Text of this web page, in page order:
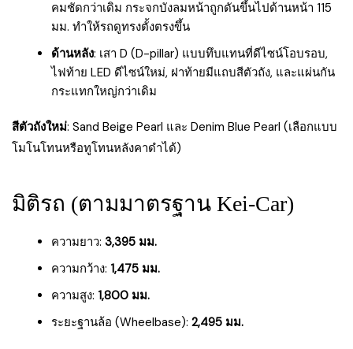
คมชัดกว่าเดิม กระจกบังลมหน้าถูกดันขึ้นไปด้านหน้า 115
มม. ทำให้รถดูทรงตั้งตรงขึ้น
ด้านหลัง: เสา D (D-pillar) แบบทึบแทนที่ดีไซน์โอบรอบ,
ไฟท้าย LED ดีไซน์ใหม่, ฝาท้ายมีแถบสีตัวถัง, และแผ่นกัน
กระแทกใหญ่กว่าเดิม
สีตัวถังใหม่: Sand Beige Pearl และ Denim Blue Pearl (เลือกแบบ
โมโนโทนหรือทูโทนหลังคาดำได้)
มิติรถ (ตามมาตรฐาน Kei-Car)
ความยาว: 3,395 มม.
ความกว้าง: 1,475 มม.
ความสูง: 1,800 มม.
ระยะฐานล้อ (Wheelbase): 2,495 มม.